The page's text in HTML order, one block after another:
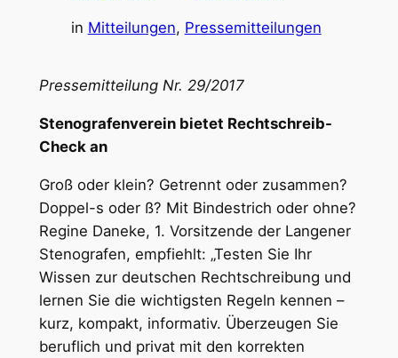
in Mitteilungen, Pressemitteilungen
Pressemitteilung Nr. 29/2017
Stenografenverein bietet Rechtschreib-
Check an
Groß oder klein? Getrennt oder zusammen?
Doppel-s oder ß? Mit Bindestrich oder ohne?
Regine Daneke, 1. Vorsitzende der Langener
Stenografen, empfiehlt: „Testen Sie Ihr
Wissen zur deutschen Rechtschreibung und
lernen Sie die wichtigsten Regeln kennen –
kurz, kompakt, informativ. Überzeugen Sie
beruflich und privat mit den korrekten